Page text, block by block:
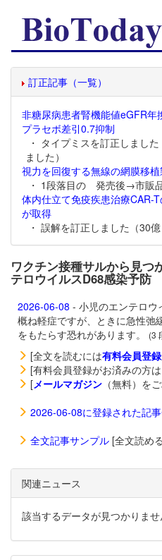
訂正記事（一覧）
非糖尿病患者腎機能値eGFR
プラセボ差引0.7抑制
・ タイプミスを訂正しまし
ました）
視力を回復する無線の網膜移
・ 1段落目の 発売後→市販
体内仕立て免疫疾患治療CAR-
が取得
・ 誤解を訂正しました（30
ワクチン接種サルから見つ
テロウイルスD68感染予防
2026-06-08 - 小児のエンテロウ
概ね軽症ですが、ときに急性弛
をもたらす恐れがあります。
(3
[全文を読むには有料会員登録
[有料会員登録がお済みの方は
[メールマガジン （無料）を
2026-06-08に登録された記
全文記事サンプル [全文読め
関連ニュース
該当するデータが見つかりませ